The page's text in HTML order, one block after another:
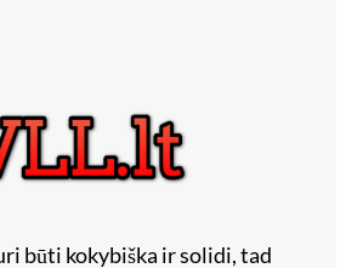
būti kokybiška ir solidi, tad